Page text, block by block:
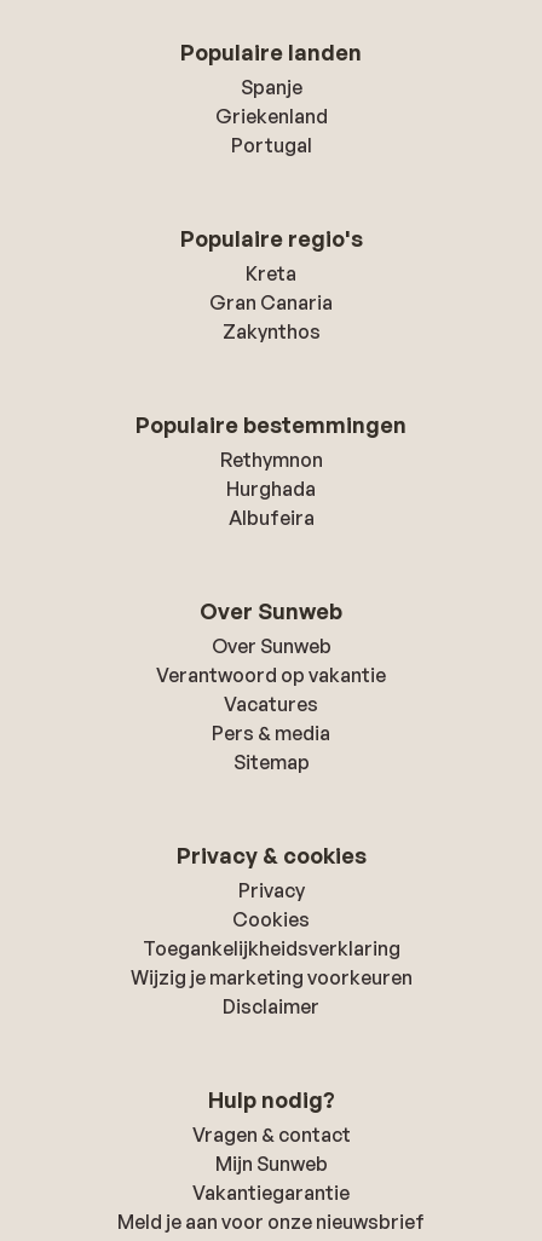
Populaire landen
Spanje
Griekenland
Portugal
Populaire regio's
Kreta
Gran Canaria
Zakynthos
Populaire bestemmingen
Rethymnon
Hurghada
Albufeira
Over Sunweb
Over Sunweb
Verantwoord op vakantie
Vacatures
Pers & media
Sitemap
Privacy & cookies
Privacy
Cookies
Toegankelijkheidsverklaring
Wijzig je marketing voorkeuren
Disclaimer
Hulp nodig?
Vragen & contact
Mijn Sunweb
Vakantiegarantie
Meld je aan voor onze nieuwsbrief